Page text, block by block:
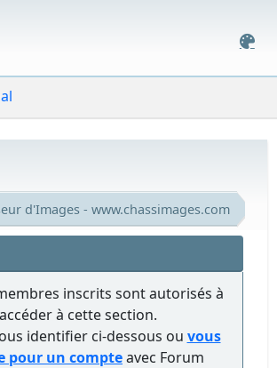
d'Images - www.chassimages.com
inscrits sont autorisés à
accéder à cette section.
identifier ci-dessous ou vous
pour un compteavec Forum